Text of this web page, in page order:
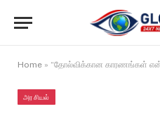
Home » “தோல்விக்கான காரணங்கள் என்ன?” –
அரசியல்